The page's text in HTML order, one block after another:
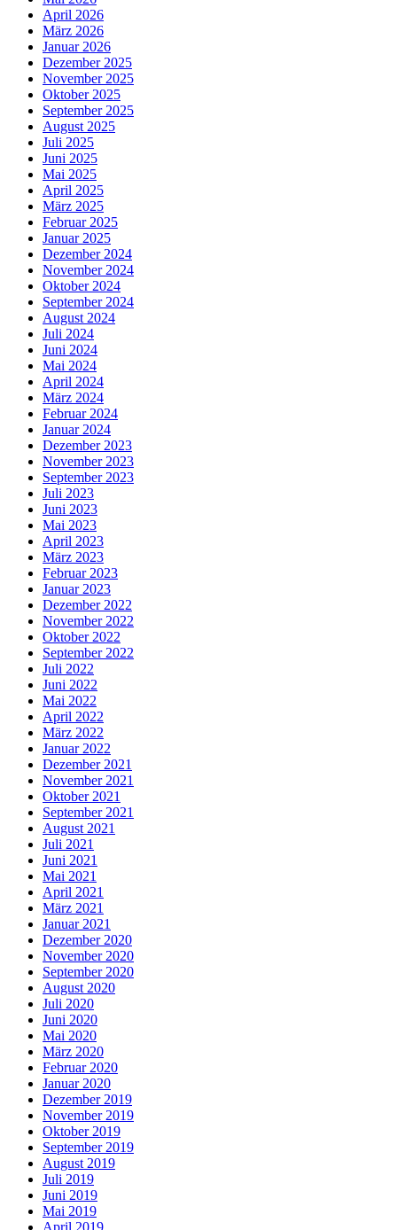
April 2026
März 2026
Januar 2026
Dezember 2025
November 2025
Oktober 2025
September 2025
August 2025
Juli 2025
Juni 2025
Mai 2025
April 2025
März 2025
Februar 2025
Januar 2025
Dezember 2024
November 2024
Oktober 2024
September 2024
August 2024
Juli 2024
Juni 2024
Mai 2024
April 2024
März 2024
Februar 2024
Januar 2024
Dezember 2023
November 2023
September 2023
Juli 2023
Juni 2023
Mai 2023
April 2023
März 2023
Februar 2023
Januar 2023
Dezember 2022
November 2022
Oktober 2022
September 2022
Juli 2022
Juni 2022
Mai 2022
April 2022
März 2022
Januar 2022
Dezember 2021
November 2021
Oktober 2021
September 2021
August 2021
Juli 2021
Juni 2021
Mai 2021
April 2021
März 2021
Januar 2021
Dezember 2020
November 2020
September 2020
August 2020
Juli 2020
Juni 2020
Mai 2020
März 2020
Februar 2020
Januar 2020
Dezember 2019
November 2019
Oktober 2019
September 2019
August 2019
Juli 2019
Juni 2019
Mai 2019
April 2019